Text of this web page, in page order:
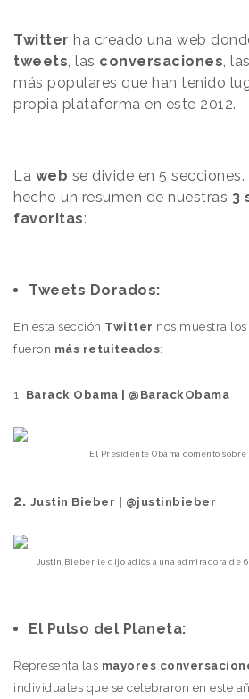
Twitter ha creado una web
tweets, las conversaciones, las
más populares que han tenido
propia plataforma en este 2012.
La web se divide en 5
hecho un resumen de nuestras 3
favoritas:
Tweets Dorados:
En esta sección Twitter nos muestra
fueron más retuiteados:
1. Barack Obama | @BarackObama
El Presidente Obama comentó
2. Justin Bieber | @justinbieber
Justin Bieber le dijo adiós a una admiradora de
El Pulso del Planeta:
Representa las mayores
individuales que se celebraron en este